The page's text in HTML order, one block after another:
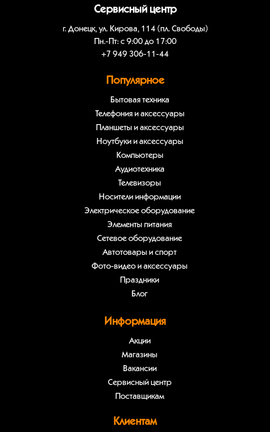
Сервисный центр
г. Донецк, ул. Кирова, 114 (пл. Свободы)
Пн.-Пт: с 9:00 до 17:00
+7 949 306-11-44
Популярное
Бытовая техника
Телефония и аксессуары
Планшеты и аксессуары
Ноутбуки и аксессуары
Компьютеры
Аудиотехника
Телевизоры
Носители информации
Электрическое оборудование
Элементы питания
Сетевое оборудование
Автотовары и спорт
Фото-видео и аксессуары
Праздники
Блог
Информация
Акции
Магазины
Вакансии
Сервисный центр
Поставщикам
Клиентам